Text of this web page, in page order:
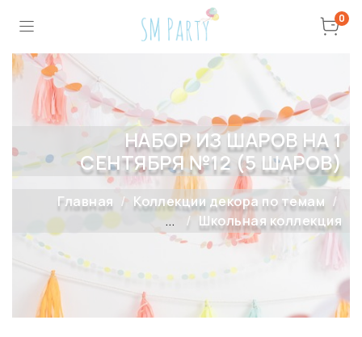
0
НАБОР ИЗ ШАРОВ НА 1
СЕНТЯБРЯ №12 (5 ШАРОВ)
Главная
Коллекции декора по темам
...
Школьная коллекция